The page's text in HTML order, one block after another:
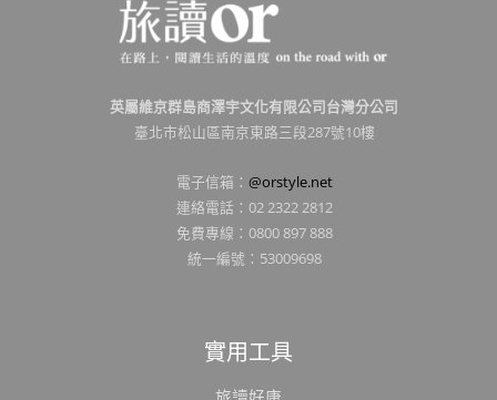
英屬維京群島商澤宇文化有限公司台灣分公司
臺北市松山區南京東路三段287號10樓
電子信箱： @orstyle.net
連絡電話：02 2322 2812
免費專線：0800 897 888
統一編號：53009698
實用工具